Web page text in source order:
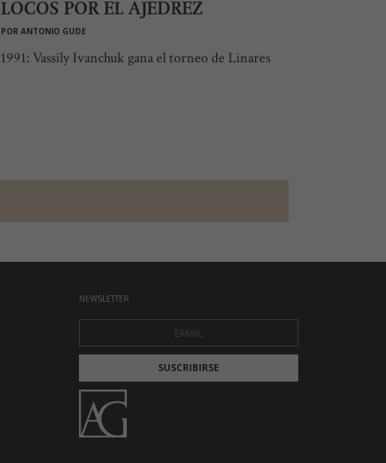
LOCOS POR EL AJEDREZ
POR ANTONIO GUDE
1991: Vassily Ivanchuk gana el torneo de Linares
NEWSLETTER